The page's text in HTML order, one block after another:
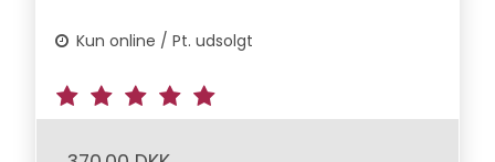
Kun online / Pt. udsolgt